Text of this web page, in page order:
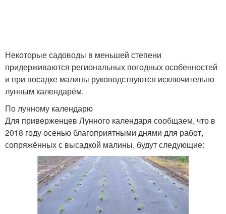
Некоторые садоводы в меньшей степени
придерживаются региональных погодных особенностей
и при посадке малины руководствуются исключительно
лунным календарём.
По лунному календарю
Для приверженцев Лунного календаря сообщаем, что в
2018 году осенью благоприятными днями для работ,
сопряжённых с высадкой малины, будут следующие: